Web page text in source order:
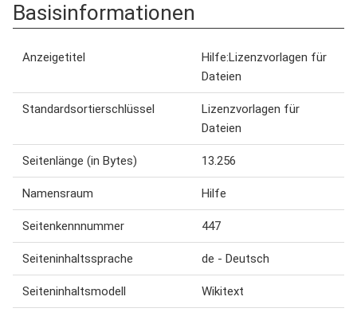
Basisinformationen
Anzeigetitel
Hilfe:Lizenzvorlagen für
Dateien
Standardsortierschlüssel
Lizenzvorlagen für
Dateien
Seitenlänge (in Bytes) 13.256
Namensraum Hilfe
Seitenkennnummer 447
Seiteninhaltssprache de - Deutsch
Seiteninhaltsmodell Wikitext